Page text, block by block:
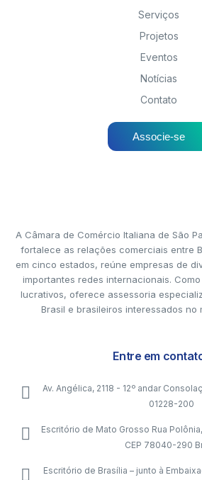
Serviços
Projetos
Eventos
Notícias
Contato
Associe-se
A Câmara de Comércio Italiana de São
fortalece as relações comerciais entre
em cinco estados, reúne empresas de
importantes redes internacionais.
lucrativos, oferece assessoria
Brasil e brasileiros interessados no
Entre em
Av. Angélica, 2118 - 12º andar
01228-200
Escritório de Mato Grosso Rua
CEP 78040-290
Escritório de Brasília – junto à